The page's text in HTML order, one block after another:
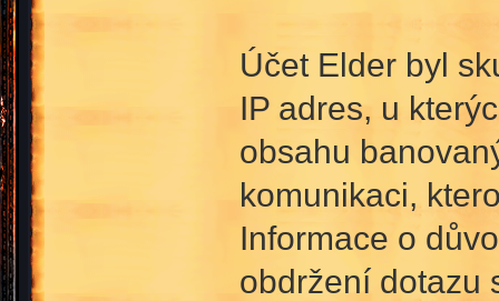
Účet Elder byl
IP adres, u
obsahu
komunikaci,
Informace o
obdržení dotazu